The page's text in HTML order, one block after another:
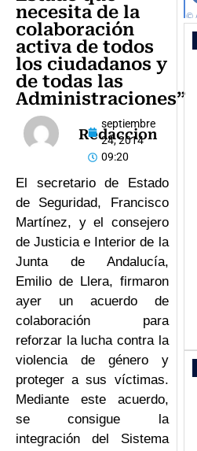
necesita de la
colaboración
activa de todos
los ciudadanos y
de todas las
Administraciones”
Redaccion
septiembre
24, 2014
09:20
El secretario de Estado
de Seguridad, Francisco
Martínez, y el consejero
de Justicia e Interior de la
Junta de Andalucía,
Emilio de Llera, firmaron
ayer un acuerdo de
colaboración para
reforzar la lucha contra la
violencia de género y
proteger a sus víctimas.
Mediante este acuerdo,
se consigue la
integración del Sistema